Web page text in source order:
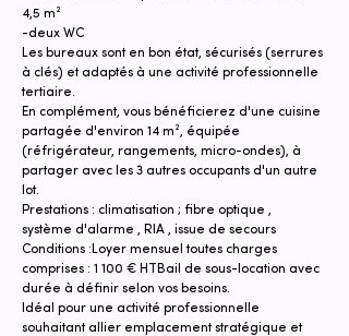
4,5 m²
-deux WC
Les bureaux sont en bon état, sécurisés (serrures
à clés) et adaptés à une activité professionnelle
tertiaire.
En complément, vous bénéficierez d'une cuisine
partagée d'environ 14 m², équipée
(réfrigérateur, rangements, micro-ondes), à
partager avec les 3 autres occupants d'un autre
lot.
Prestations : climatisation ; fibre optique ,
système d'alarme , RIA , issue de secours
Conditions :Loyer mensuel toutes charges
comprises : 1 100 € HTBail de sous-location avec
durée à définir selon vos besoins.
Idéal pour une activité professionnelle
souhaitant allier emplacement stratégique et